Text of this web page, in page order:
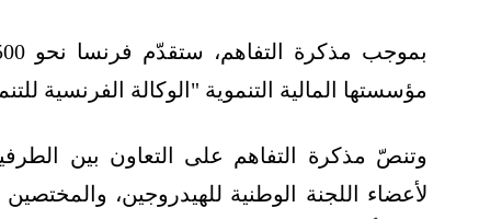
مؤسستها المالية التنموية "الوكالة الفرنسية
وتنصّ مذكرة التفاهم على التعاون بين
لأعضاء اللجنة الوطنية للهيدروجين،